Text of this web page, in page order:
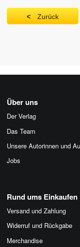
Zurück
Über uns
Der Verlag
Das Team
Unsere Autorinnen und
Jobs
Rund ums Einkaufen
Versand und Zahlung
Widerruf und Rückgabe
Merchandise